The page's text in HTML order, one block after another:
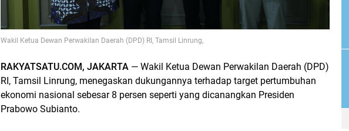
Wakil Ketua Dewan Perwakilan Daerah (DPD) RI, Tamsil Linrung,
RAKYATSATU.COM, JAKARTA — Wakil Ketua Dewan Perwakilan Daerah (DPD)
RI, Tamsil Linrung, menegaskan dukungannya terhadap target pertumbuhan
ekonomi nasional sebesar 8 persen seperti yang dicanangkan Presiden
Prabowo Subianto.